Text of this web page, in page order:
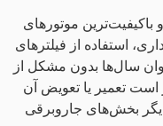
باکیفیت‌ترین موتورهای
استفاده از فیلترهای
سال‌ها بدون مشکل از
است تعمیر یا تعویض آن
بخش‌های جاروبرقی